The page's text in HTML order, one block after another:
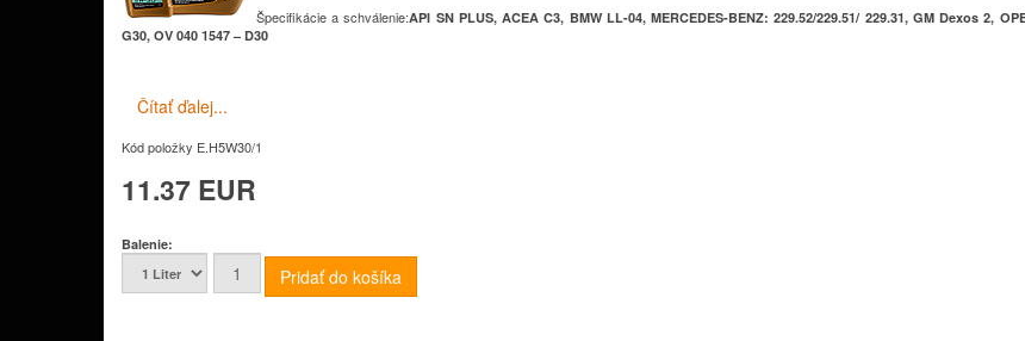
Špecifikácie a schválenie:API SN PLUS, ACEA C3, BMW LL-04, MERCEDES-BENZ: 229.52/229.51/ 229.31, GM Dexos 2,
G30, OV 040 1547 – D30
Čítať ďalej...
Kód položky E.H5W30/1
11.37 EUR
Balenie: